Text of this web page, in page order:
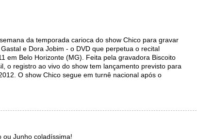
da temporada carioca do show Chico para gravar
e Dora Jobim - o DVD que perpetua o recital
em Belo Horizonte (MG). Feita pela gravadora Biscoito
o registro ao vivo do show tem lançamento previsto para
O show Chico segue em turnê nacional após o
ou Junho coladíssima!